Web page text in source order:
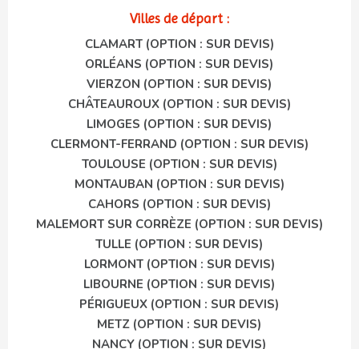
Villes de départ :
CLAMART (OPTION : SUR DEVIS)
ORLÉANS (OPTION : SUR DEVIS)
VIERZON (OPTION : SUR DEVIS)
CHÂTEAUROUX (OPTION : SUR DEVIS)
LIMOGES (OPTION : SUR DEVIS)
CLERMONT-FERRAND (OPTION : SUR DEVIS)
TOULOUSE (OPTION : SUR DEVIS)
MONTAUBAN (OPTION : SUR DEVIS)
CAHORS (OPTION : SUR DEVIS)
MALEMORT SUR CORRÈZE (OPTION : SUR DEVIS)
TULLE (OPTION : SUR DEVIS)
LORMONT (OPTION : SUR DEVIS)
LIBOURNE (OPTION : SUR DEVIS)
PÉRIGUEUX (OPTION : SUR DEVIS)
METZ (OPTION : SUR DEVIS)
NANCY (OPTION : SUR DEVIS)